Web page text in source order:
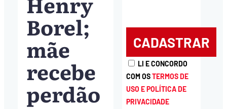
Borel;
mãe
recebe
perdão
LI E CONCORDO
COM OSTERMOS DE
USO E POLÍTICA DE
PRIVACIDADE